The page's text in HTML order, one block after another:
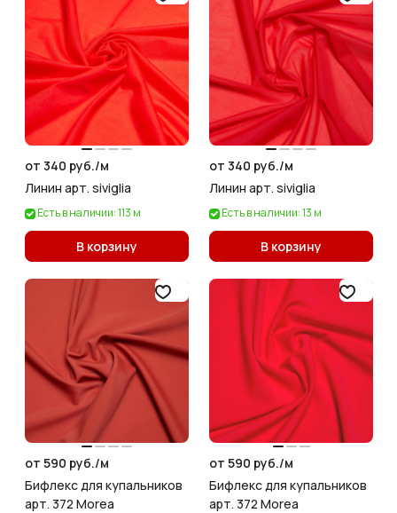
от 340 руб./м
Линин арт. siviglia
Есть в наличии: 113 м
В корзину
от 340 руб./м
Линин арт. siviglia
Есть в наличии: 13 м
В корзину
от 590 руб./м
Бифлекс для купальников
арт. 372 Morea
от 590 руб./м
Бифлекс для купальников
арт. 372 Morea